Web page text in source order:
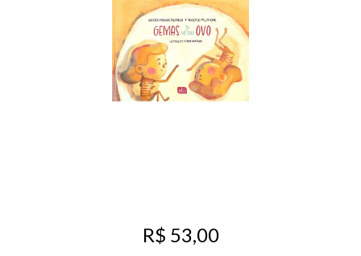
R$ 53,00